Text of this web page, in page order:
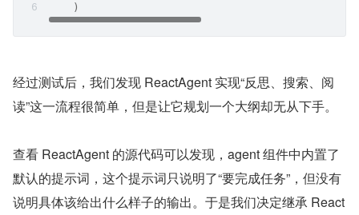
    )
经过测试后，我们发现 ReactAgent 实现“反思、搜索、阅
读”这一流程很简单，但是让它规划一个大纲却无从下手。
查看 ReactAgent 的源代码可以发现，agent 组件中内置了
默认的提示词，这个提示词只说明了“要完成任务”，但没有
说明具体该给出什么样子的输出。于是我们决定继承 React